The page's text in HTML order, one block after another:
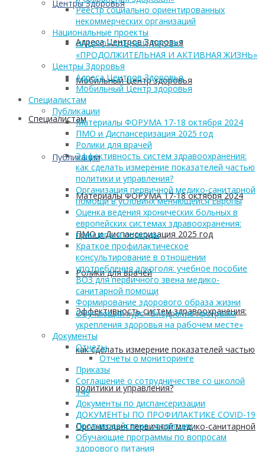
Центры Здоровья
Адреса Центров Здоровья
Мобильный Центр здоровья
Cпециалистам
Публикации
Материалы ФОРУМА 17-18 октября 2024
ПМО и Диспансеризация 2025 год
Ролики для врачей
Эффективность систем здравоохранения:
как сделать измерение показателей частью
политики и управления?
Организация первичной медико-санитарной
Реестр социально ориентированных
некоммерческих организаций
Национальные проекты
НАЦИОНАЛЬНЫЙ ПРОЕКТ
«ПРОДОЛЖИТЕЛЬНАЯ И АКТИВНАЯ ЖИЗНЬ»
Центры Здоровья
Адреса Центров Здоровья
Мобильный Центр здоровья
Cпециалистам
Публикации
Материалы ФОРУМА 17-18 октября 2024
ПМО и Диспансеризация 2025 год
Ролики для врачей
Эффективность систем здравоохранения:
как сделать измерение показателей частью
политики и управления?
Организация первичной медико-санитарной
помощи в условиях меняющейся Европы
Оценка ведения хронических больных в
европейских системах здравоохранения:
принципы и подходы
Краткое профилактическое
консультирование в отношении
употребления алкоголя: учебное пособие
ВОЗ для первичного звена медико-
санитарной помощи
Формирование здорового образа жизни
Обучающий курс «Внедрение программ
укрепления здоровья на рабочем месте»
Документы
Отчеты
Отчеты о мониторинге
Приказы
Соглашение о сотрудничестве со школой
149
Документы по диспансеризации
ДОКУМЕНТЫ ПО ПРОФИЛАКТИКЕ COVID-19
Противодействие коррупции
Обучающие программы по вопросам
здорового питания